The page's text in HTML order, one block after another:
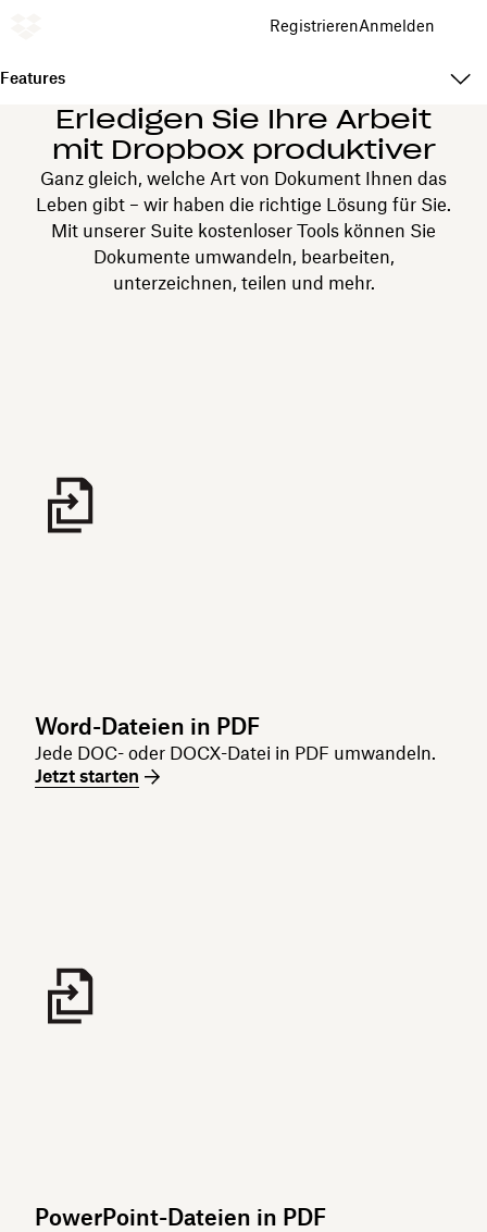
RegistrierenAnmelden
Features
Erledigen Sie Ihre Arbeit
mit Dropbox produktiver
Ganz gleich, welche Art von Dokument Ihnen das
Leben gibt – wir haben die richtige Lösung für Sie.
Mit unserer Suite kostenloser Tools können Sie
Dokumente umwandeln, bearbeiten,
unterzeichnen, teilen und mehr.
Word-Dateien in PDF
Jede DOC- oder DOCX-Datei in PDF umwandeln.
Jetzt starten
PowerPoint-Dateien in PDF